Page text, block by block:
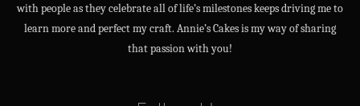
with people as they celebrate all of life’s milestones keeps driving me to
learn more and perfect my craft. Annie’s Cakes is my way of sharing
that passion with you!